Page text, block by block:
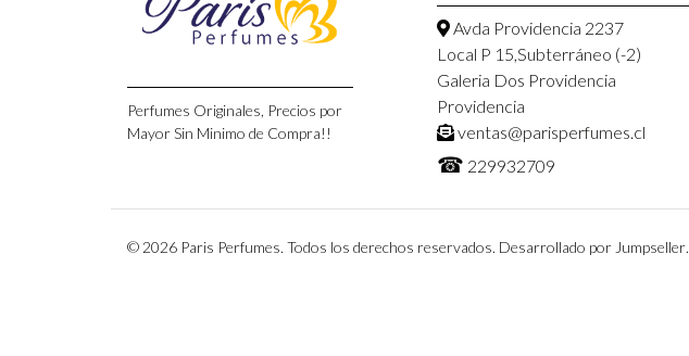
Perfumes Originales, Precios por
Mayor Sin Minimo de Compra!!
Avda Providencia 2237
Local P 15,Subterráneo (-2)
Galeria Dos Providencia
Providencia
ventas@parisperfumes.cl
☎ 229932709
© 2026 Paris Perfumes. Todos los derechos reservados. Desarrollado por Jumpseller.